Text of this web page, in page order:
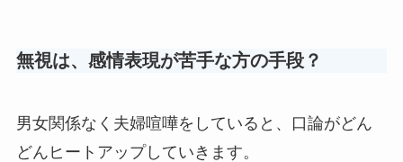
無視は、感情表現が苦手な方の手段？
男女関係なく夫婦喧嘩をしていると、口論がどん
どんヒートアップしていきます。